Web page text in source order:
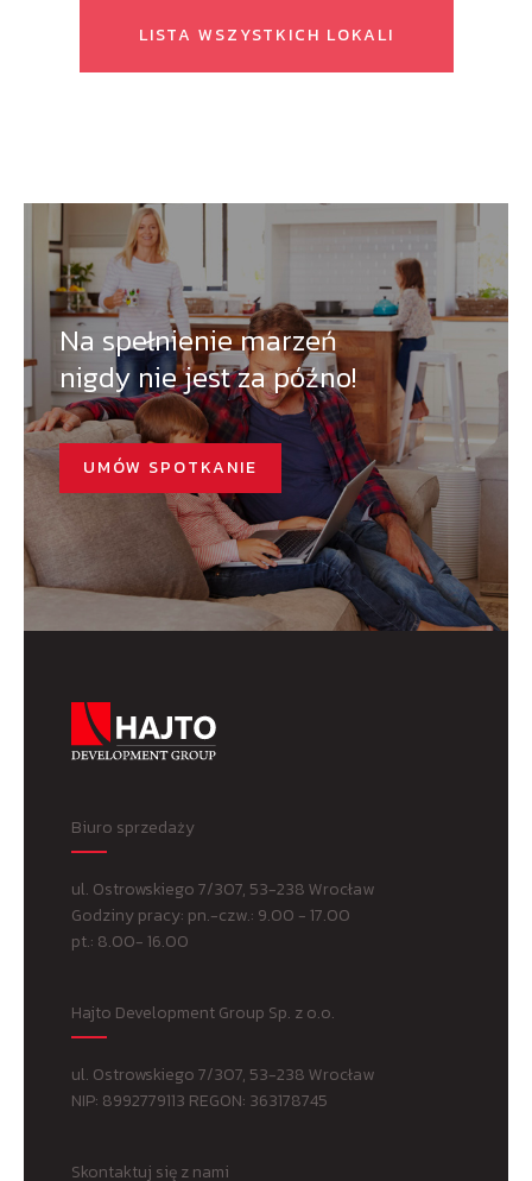
LISTA WSZYSTKICH LOKALI
Na spełnienie marzeń
nigdy nie jest za późno!
UMÓW SPOTKANIE
Biuro sprzedaży
ul. Ostrowskiego 7/307, 53-238 Wrocław
Godziny pracy: pn.-czw.: 9.00 - 17.00
pt.: 8.00- 16.00
Hajto Development Group Sp. z o.o.
ul. Ostrowskiego 7/307, 53-238 Wrocław
NIP: 8992779113 REGON: 363178745
Skontaktuj się z nami